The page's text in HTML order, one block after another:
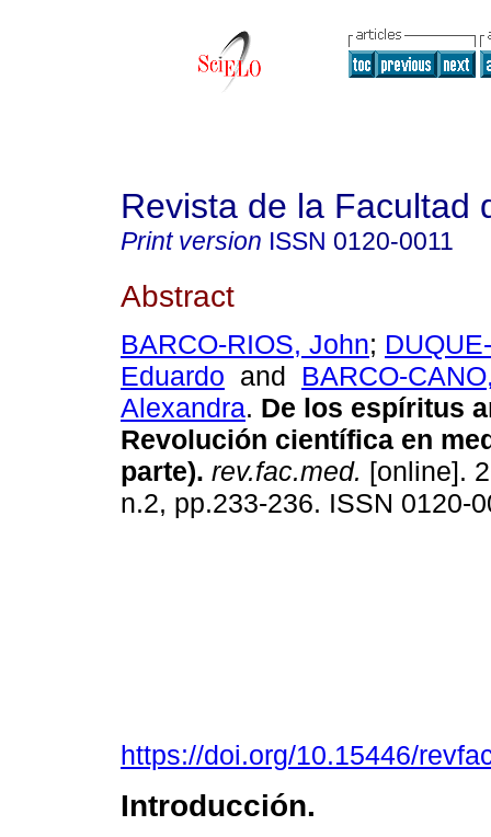
Revista de la Facultad
Print version ISSN 0120-0011
Abstract
BARCO-RIOS, John;
Eduardo and BARCO-
Alexandra. De los espíritus
Revolución científica en
parte). rev.fac.med. [online].
n.2, pp.233-236. ISSN 0120-
https://doi.org/10.15446/
Introducción.